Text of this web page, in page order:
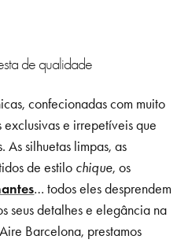
de qualidade
confecionadas com muito
e irrepetíveis que
As silhuetas limpas, as
de estilo chique, os
… todos eles desprendem
seus detalhes e elegância na
Barcelona, prestamos